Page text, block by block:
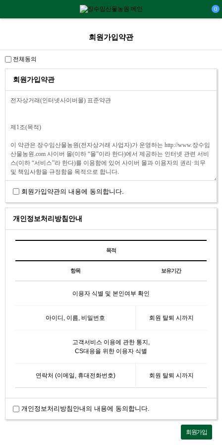
0
회원가입약관
전체동의
회원가입약관
회원가입약관의 내용에 동의합니다.
개인정보처리방침안내
목적
항목 보유기간
이용자 식별 및 본인여부 확인
아이디, 이름, 비밀번호 회원 탈퇴 시까지
고객서비스 이용에 관한 통지,
CS대응을 위한 이용자 식별
연락처 (이메일, 휴대전화번호) 회원 탈퇴 시까지
개인정보처리방침안내의 내용에 동의합니다.